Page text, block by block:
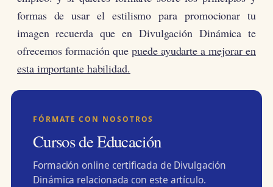
formas de usar el estilismo para promocionar tu
imagen recuerda que en Divulgación Dinámica te
ofrecemos formación que puede ayudarte a mejorar en
esta importante habilidad.
FÓRMATE CON NOSOTROS
Cursos de Educación
Formación online certificada de Divulgación
Dinámica relacionada con este artículo.